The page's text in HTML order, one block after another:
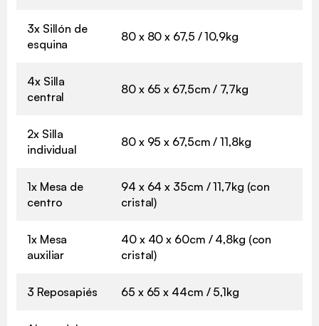
3x Sillón de
esquina
80 x 80 x 67,5 / 10,9kg
4x Silla
central
80 x 65 x 67,5cm / 7,7kg
2x Silla
individual
80 x 95 x 67,5cm / 11,8kg
1x Mesa de
centro
94 x 64 x 35cm / 11,7kg (con
cristal)
1x Mesa
auxiliar
40 x 40 x 60cm / 4,8kg (con
cristal)
3 Reposapiés 65 x 65 x 44cm / 5,1kg